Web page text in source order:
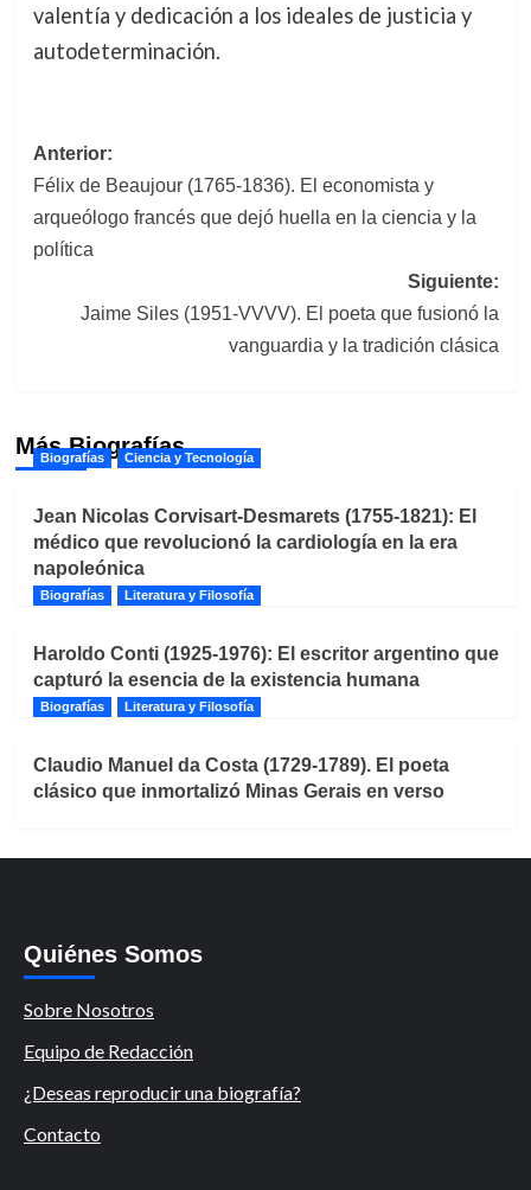
valentía y dedicación a los ideales de justicia y
autodeterminación.
Navegación
de
entradas
Anterior:
Félix de Beaujour (1765-1836). El economista y
arqueólogo francés que dejó huella en la ciencia y la
política
Siguiente:
Jaime Siles (1951-VVVV). El poeta que fusionó la
vanguardia y la tradición clásica
Más Biografías
Biografías Ciencia y Tecnología
Jean Nicolas Corvisart-Desmarets (1755-1821): El
médico que revolucionó la cardiología en la era
napoleónica
Biografías Literatura y Filosofía
Haroldo Conti (1925-1976): El escritor argentino que
capturó la esencia de la existencia humana
Biografías Literatura y Filosofía
Claudio Manuel da Costa (1729-1789). El poeta
clásico que inmortalizó Minas Gerais en verso
Quiénes Somos
Sobre Nosotros
Equipo de Redacción
¿Deseas reproducir una biografía?
Contacto